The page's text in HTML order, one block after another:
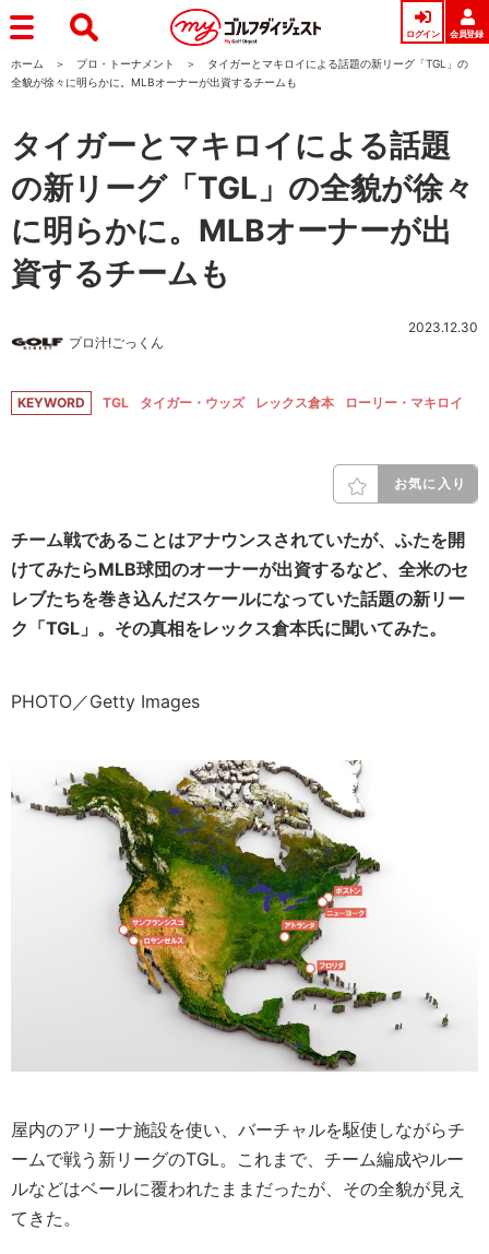
ログイン 会員登録
ホーム プロ・トーナメント
タイガーとマキロイによる話題の新リーグ「TGL」の
全貌が徐々に明らかに。MLBオーナーが出資するチームも
タイガーとマキロイによる話題
の新リーグ「TGL」の全貌が徐々
に明らかに。MLBオーナーが出
資するチームも
プロ汁!ごっくん
2023.12.30
KEYWORD TGL タイガー・ウッズ レックス倉本 ローリー・マキロイ
お気に入り
チーム戦であることはアナウンスされていたが、ふたを開
けてみたらMLB球団のオーナーが出資するなど、全米のセ
レブたちを巻き込んだスケールになっていた話題の新リー
ク「TGL」。その真相をレックス倉本氏に聞いてみた。
PHOTO／Getty Images
屋内のアリーナ施設を使い、バーチャルを駆使しながらチ
ームで戦う新リーグのTGL。これまで、チーム編成やルー
ルなどはベールに覆われたままだったが、その全貌が見え
てきた。